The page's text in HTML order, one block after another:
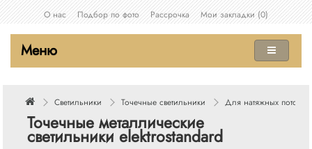
О нас
Подбор по фото Рассрочка Мои закладки (0)
Меню
Светильники Точечные светильники Для натяжных
Точечные металлические
светильники elektrostandard